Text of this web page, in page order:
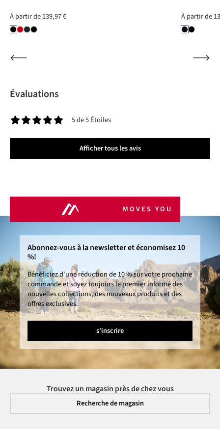
À partir de139,97 € À partir de
Évaluations
5 de 5 Étoiles
Afficher tous les avis
MOVES YOU
Abonnez-vous à la newsletter et économisez 10
%!
Bénéficiez d'une réduction de 10 % sur votre prochaine
commande et soyez toujours le premier informé des
nouvelles collections, des nouveaux produits et des
offres exclusives.
s'inscrire
Trouvez un magasin près de chez vous
Recherche de magasin